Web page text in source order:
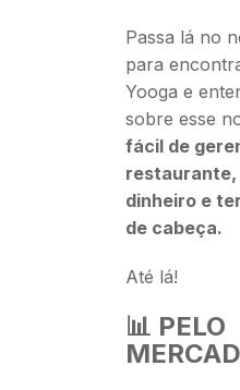
Passa lá no
para
Yooga e
sobre esse
fácil de
restaurante,
dinheiro e
de cabeça.
Até lá!
📊 PELO